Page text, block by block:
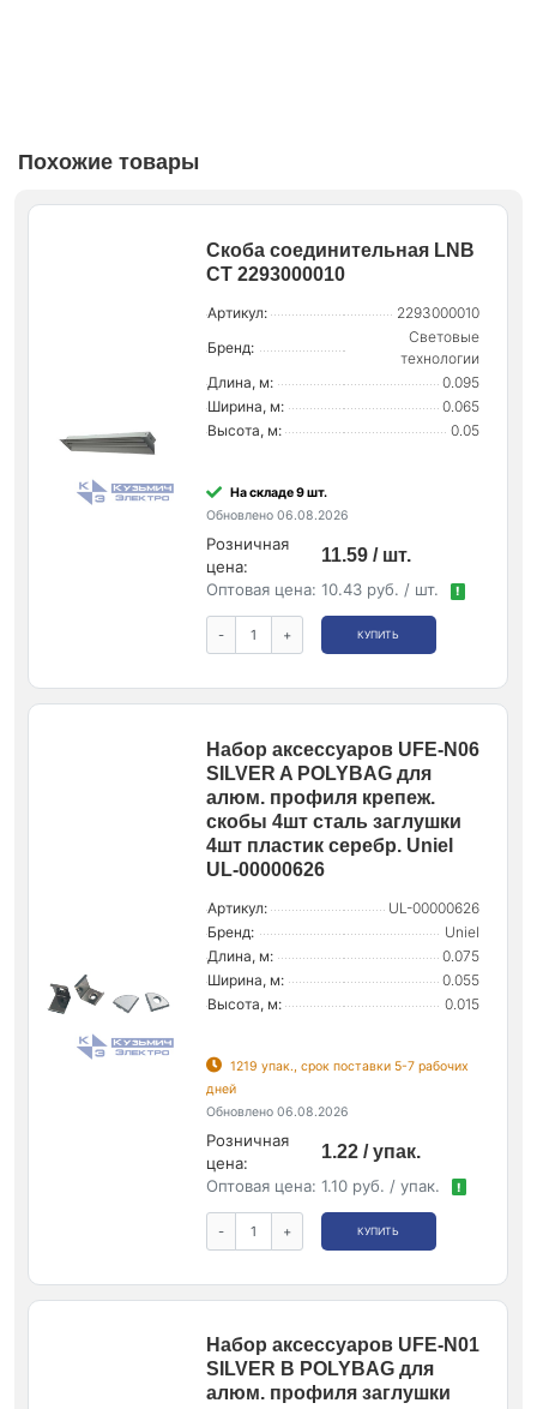
Похожие товары
Скоба соединительная LNB
СТ 2293000010
Артикул:
2293000010
Бренд:
Световые
технологии
Длина, м:
0.095
Ширина, м:
0.065
Высота, м:
0.05
На складе 9 шт.
Обновлено 06.08.2026
Розничная
цена:
11.59 / шт.
Оптовая цена: 10.43 руб. / шт. !
- + КУПИТЬ
Набор аксессуаров UFE-N06
SILVER A POLYBAG для
алюм. профиля крепеж.
скобы 4шт сталь заглушки
4шт пластик серебр. Uniel
UL-00000626
Артикул:
UL-00000626
Бренд:
Uniel
Длина, м:
0.075
Ширина, м:
0.055
Высота, м:
0.015
1219 упак., срок поставки 5-7 рабочих
дней
Обновлено 06.08.2026
Розничная
цена:
1.22 / упак.
Оптовая цена: 1.10 руб. / упак. !
- + КУПИТЬ
Набор аксессуаров UFE-N01
SILVER B POLYBAG для
алюм. профиля заглушки